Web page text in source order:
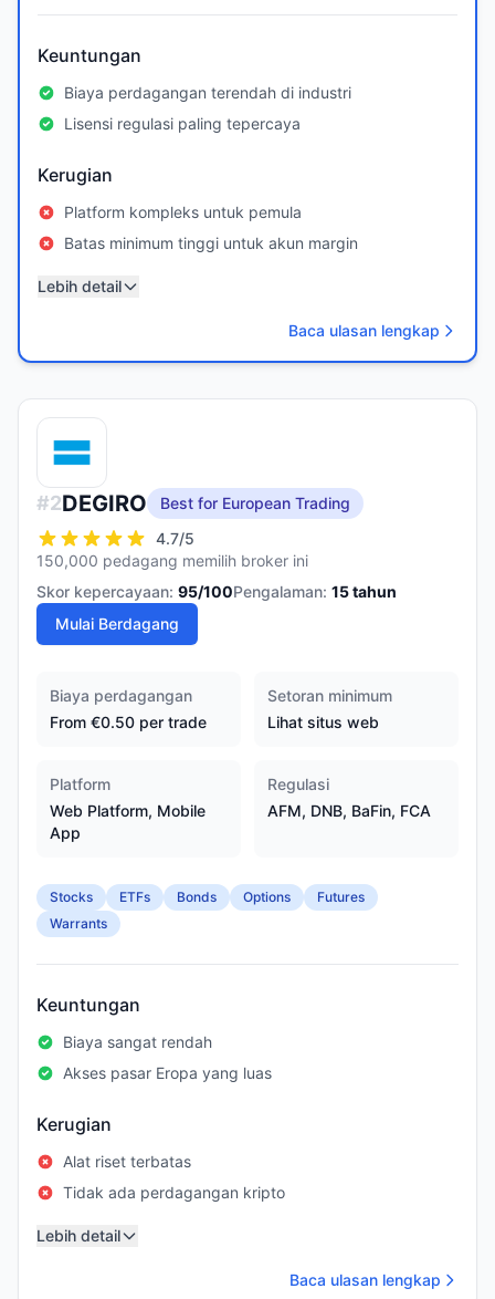
Keuntungan
Biaya perdagangan terendah di industri
Lisensi regulasi paling tepercaya
Kerugian
Platform kompleks untuk pemula
Batas minimum tinggi untuk akun margin
Lebih detail
Baca ulasan lengkap
#2DEGIRO
Best for European Trading
4.7/5
150,000 pedagang memilih broker ini
Skor kepercayaan: 95/100Pengalaman: 15tahun
Mulai Berdagang
Biaya perdagangan
From €0.50 per trade
Setoran minimum
Lihat situs web
Platform
Web Platform, Mobile
App
Regulasi
AFM, DNB, BaFin, FCA
Stocks ETFs Bonds Options
Futures
Warrants
Keuntungan
Biaya sangat rendah
Akses pasar Eropa yang luas
Kerugian
Alat riset terbatas
Tidak ada perdagangan kripto
Lebih detail
Baca ulasan lengkap